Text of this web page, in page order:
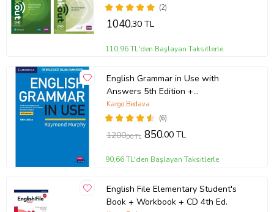
(2)
1040,30 TL
110,96 TL'den Başlayan Taksitlerle
English Grammar in Use with
Answers 5th Edition +
Downloadable Audios CD
(6)
Kargo Bedava
1200,00 TL 850,00 TL
90,66 TL'den Başlayan Taksitlerle
English File Elementary Student's
Book + Workbook + CD 4th Ed.